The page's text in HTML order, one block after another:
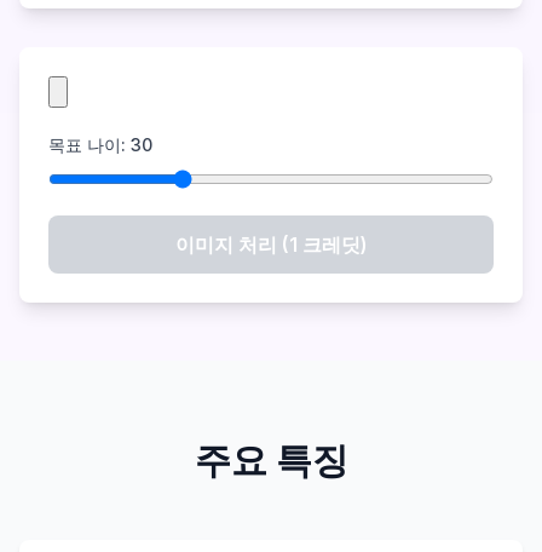
목표 나이: 30
이미지 처리 (1 크레딧)
주요 특징